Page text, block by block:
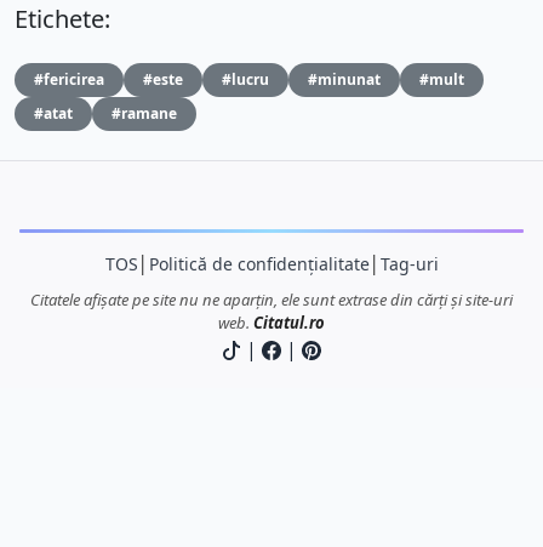
Etichete:
#fericirea #este #lucru #minunat
#mult
#atat
#ramane
TOS Politică de confidențialitate│ Tag-uri
Citatele afișate pe site nu ne aparțin, ele sunt extrase din cărți și site-uri
web. Citatul.ro
| |